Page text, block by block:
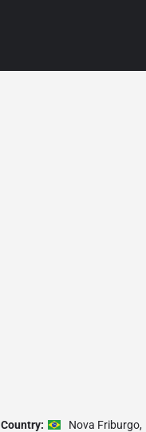
Country: Nova Friburgo,